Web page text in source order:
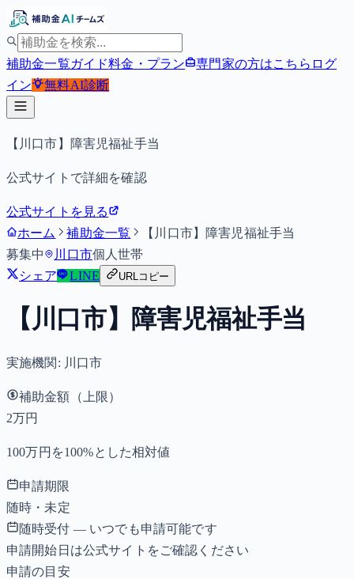
補助金一覧ガイド料金・プラン 専門家の方はこちら ログ
イン
無料AI診断
【川口市】障害児福祉手当
公式サイトで詳細を確認
公式サイトを見る
ホーム
補助金一覧
【川口市】障害児福祉手当
募集中
川口市個人世帯
シェア
LINE URLコピー
【川口市】障害児福祉手当
実施機関: 川口市
補助金額（上限）
2万円
100万円を100%とした相対値
申請期限
随時・未定
随時受付 — いつでも申請可能です
申請開始日は公式サイトをご確認ください
申請の目安